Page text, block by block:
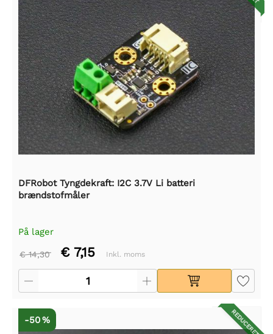
DFRobot Tyngdekraft: I2C 3.7V Li batteri
brændstofmåler
På lager
€ 14,30 € 7,15 Inkl. moms
REDUCERET
-50 %